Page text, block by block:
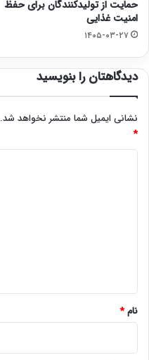
حمایت از تولیدکنندگان برای حفظ
امنیت غذایی
۱۴۰۵-۰۳-۲۷
دیدگاهتان را بنویسید
نشانی ایمیل شما منتشر نخواهد شد.
*
نام*